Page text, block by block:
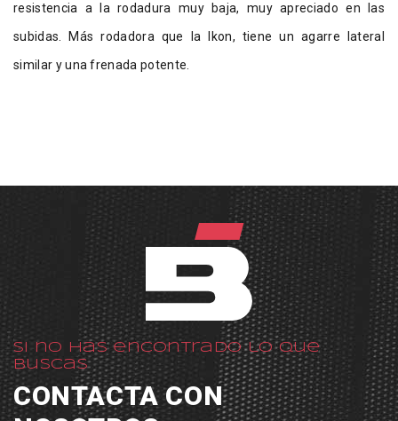
resistencia a la rodadura muy baja, muy apreciado en las
subidas. Más rodadora que la Ikon, tiene un agarre lateral
similar y una frenada potente.
Si no has encontrado lo que
buscas
CONTACTA CON